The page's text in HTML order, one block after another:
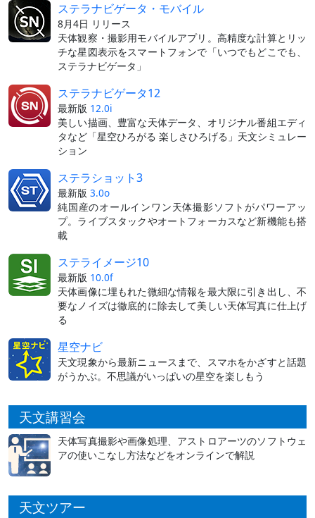
ステラナビゲータ・モバイル
8月4日 リリース
天体観察・撮影用モバイルアプリ。高精度な計算とリッ
チな星図表示をスマートフォンで「いつでもどこでも、
ステラナビゲータ」
ステラナビゲータ12
最新版 12.0i
美しい描画、豊富な天体データ、オリジナル番組エディ
タなど「星空ひろがる 楽しさひろげる」天文シミュレー
ション
ステラショット3
最新版 3.0o
純国産のオールインワン天体撮影ソフトがパワーアッ
プ。ライブスタックやオートフォーカスなど新機能も搭
載
ステライメージ10
最新版 10.0f
天体画像に埋もれた微細な情報を最大限に引き出し、不
要なノイズは徹底的に除去して美しい天体写真に仕上げ
る
星空ナビ
天文現象から最新ニュースまで、スマホをかざすと話題
がうかぶ。不思議がいっぱいの星空を楽しもう
天文講習会
天体写真撮影や画像処理、アストロアーツのソフトウェ
アの使いこなし方法などをオンラインで解説
天文ツアー